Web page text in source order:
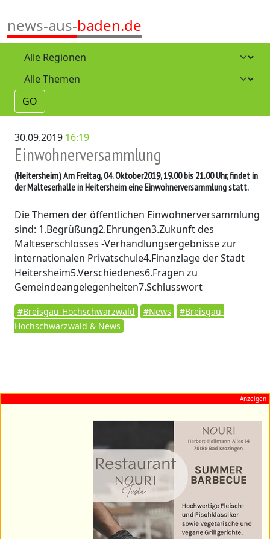
news-aus-baden.de
GO
30.09.2019 16:19
Einwohnerversammlung
(Heitersheim)Am Freitag, 04. Oktober2019, 19.00 bis 21.00 Uhr, findet in
der Malteserhalle in Heitersheim eine Einwohnerversammlung statt.
Die Themen der öffentlichen Einwohnerversammlung
sind: 1.Begrüßung2.Ehrungen3.Zukunft des
Malteserschlosses -Verhandlungsergebnisse zur
internationalen Privatschule4.Finanzlage der Stadt
Heitersheim5.Verschiedenes6.Fragen zu
Gemeindeangelegenheiten7.Schlusswort
#Breisgau-Hochschwarzwald #News
#Breisgau-
Hochschwarzwald & News
Anzeigen